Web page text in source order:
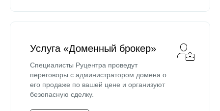
Услуга «Доменный брокер»
Специалисты Руцентра проведут
переговоры с администратором домена о
его продаже по вашей цене и организуют
безопасную сделку.